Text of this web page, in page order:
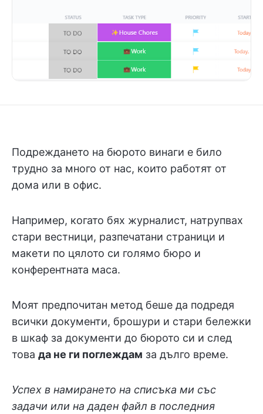
Подреждането на бюрото винаги е било
трудно за много от нас, които работят от
дома или в офис.
Например, когато бях журналист, натрупвах
стари вестници, разпечатани страници и
макети по цялото си голямо бюро и
конферентната маса.
Моят предпочитан метод беше да подредя
всички документи, брошури и стари бележки
в шкаф за документи до бюрото си и след
това да не ги поглеждам за дълго време.
Успех в намирането на списъка ми със
задачи или на даден файл в последния